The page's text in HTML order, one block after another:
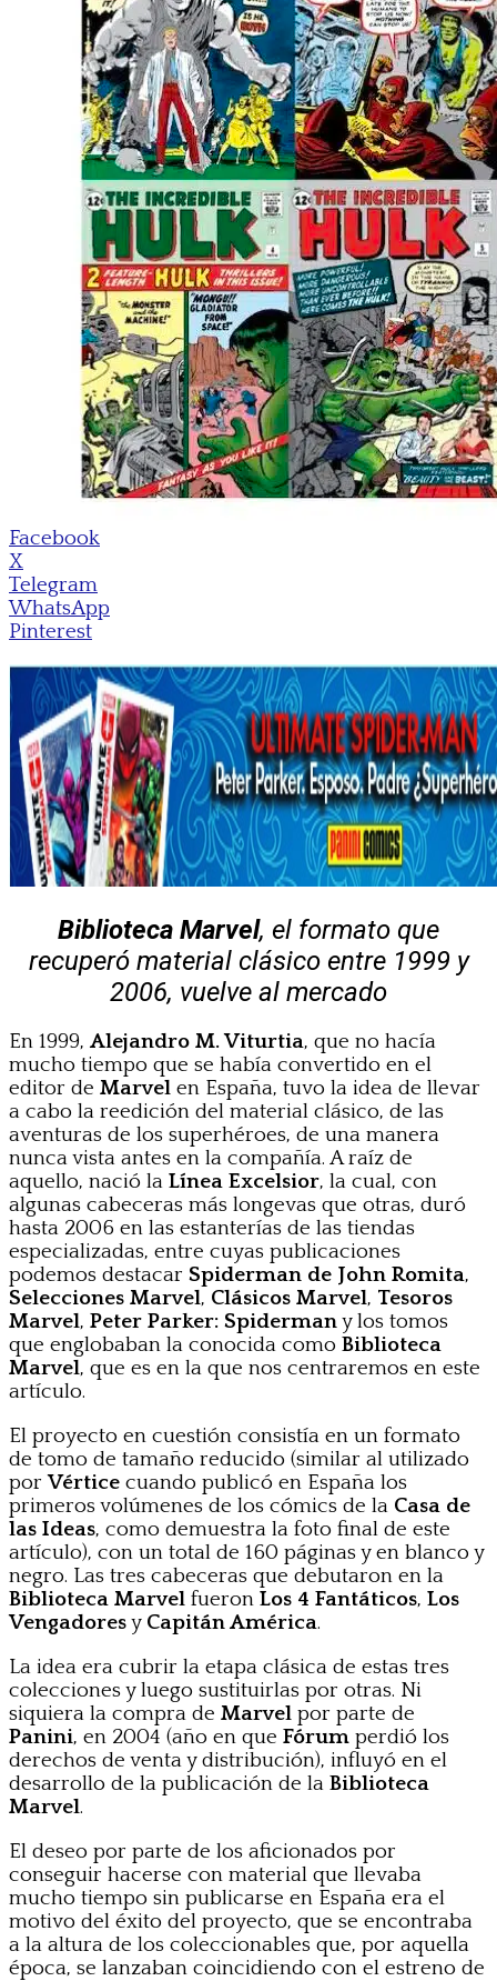
Facebook
X
Telegram
WhatsApp
Pinterest
Biblioteca Marvel, el formato que
recuperó material clásico entre 1999 y
2006, vuelve al mercado
En 1999, Alejandro M. Viturtia, que no hacía
mucho tiempo que se había convertido en el
editor de Marvel en España, tuvo la idea de llevar
a cabo la reedición del material clásico, de las
aventuras de los superhéroes, de una manera
nunca vista antes en la compañía. A raíz de
aquello, nació la Línea Excelsior, la cual, con
algunas cabeceras más longevas que otras, duró
hasta 2006 en las estanterías de las tiendas
especializadas, entre cuyas publicaciones
podemos destacar Spiderman de John Romita,
Selecciones Marvel, Clásicos Marvel, Tesoros
Marvel, Peter Parker: Spidermany los tomos
que englobaban la conocida como Biblioteca
Marvel, que es en la que nos centraremos en este
artículo.
El proyecto en cuestión consistía en un formato
de tomo de tamaño reducido (similar al utilizado
porVértice cuando publicó en España los
primeros volúmenes de los cómics de la Casa de
las Ideas, como demuestra la foto final de este
artículo), con un total de 160 páginas y en blanco y
negro. Las tres cabeceras que debutaron en la
Biblioteca Marvel fueron Los 4 Fantáticos, Los
Vengadoresy Capitán América.
La idea era cubrir la etapa clásica de estas tres
colecciones y luego sustituirlas por otras. Ni
siquiera la compra de Marvel por parte de
Panini, en 2004 (año en que Fórum perdió los
derechos de venta y distribución), influyó en el
desarrollo de la publicación de la Biblioteca
Marvel.
El deseo por parte de los aficionados por
conseguir hacerse con material que llevaba
mucho tiempo sin publicarse en España era el
motivo del éxito del proyecto, que se encontraba
a la altura de los coleccionables que, por aquella
época, se lanzaban coincidiendo con el estreno de